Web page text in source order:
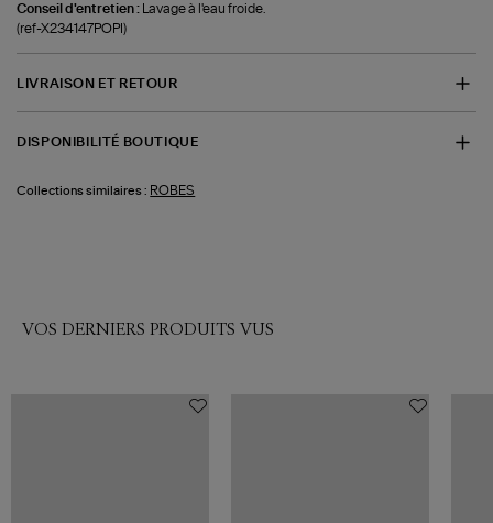
Conseil d'entretien :
Lavage à l'eau froide.
(ref-X234147POPI)
LIVRAISON ET RETOUR
DISPONIBILITÉ BOUTIQUE
Collections similaires : ROBES
VOS DERNIERS PRODUITS VUS